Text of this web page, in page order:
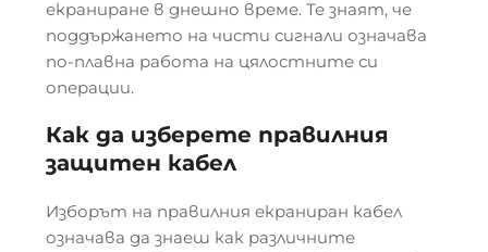
екраниране в днешно време. Те знаят, че
поддържането на чисти сигнали означава
по-плавна работа на цялостните си
операции.
Как да изберете правилния
защитен кабел
Изборът на правилния екраниран кабел
означава да знаеш как различните